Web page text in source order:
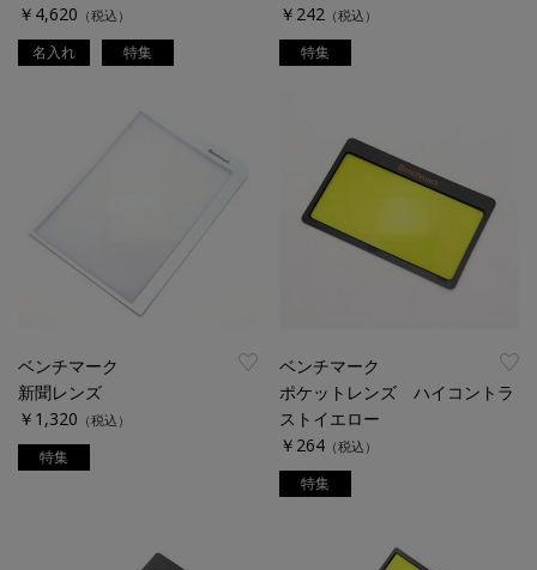
￥4,620 （税込）
名入れ 特集
￥242 （税込）
特集
ベンチマーク
新聞レンズ
￥1,320 （税込）
特集
ベンチマーク
ポケットレンズ ハイコントラ
ストイエロー
￥264 （税込）
特集